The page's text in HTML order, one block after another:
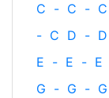
C - C - C
- C D - D
E - E - E
G - G - G